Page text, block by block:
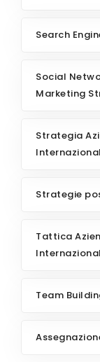
Search
Social
Marketing
Strategia
Strategie
Tattica
Team